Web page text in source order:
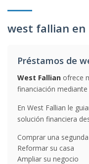
west fallian en
Préstamos de
West Fallian ofrece
financiación
En West Fallian le
solución financiera
Comprar una
Reformar su casa
Ampliar su negocio